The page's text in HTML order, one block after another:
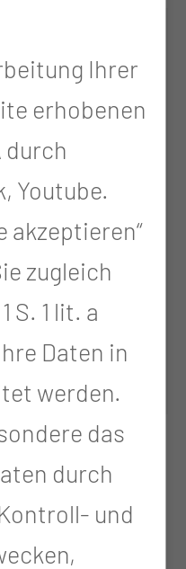
Ihrer
erhobenen
durch
Youtube.
akzeptieren“
zugleich
S. 1 lit. a
Daten in
werden.
das
durch
und